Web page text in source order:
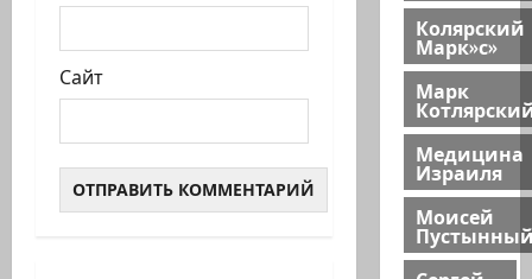
Сайт
Колярский
Марк»с»
Марк
Медицина
Израиля
Моисей